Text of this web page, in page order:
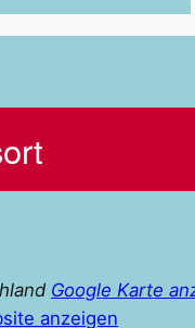
Google Karte
anzeigen